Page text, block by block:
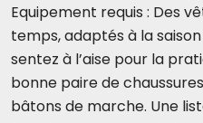
Equipement requis : Des
temps, adaptés à la
sentez à l’aise pour la
bonne paire de
bâtons de marche. Une